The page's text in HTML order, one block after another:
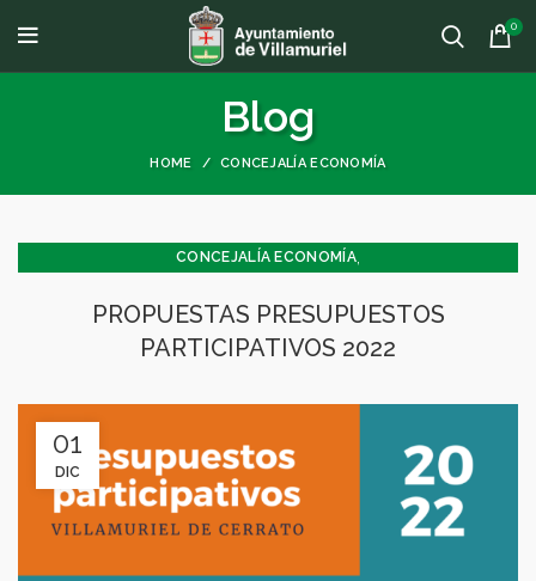
0
Blog
HOME CONCEJALÍA ECONOMÍA
CONCEJALÍA ECONOMÍA,
JUVENTUD - INFANCIA
PROPUESTAS PRESUPUESTOS
PARTICIPATIVOS 2022
01
DIC